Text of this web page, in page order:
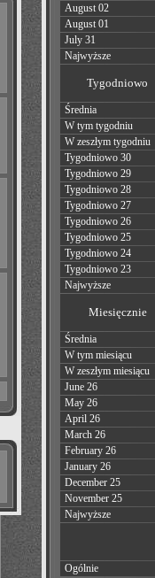
August 02
August 01
July 31
Najwyższe
Tygodniowo
Średnia
W tym tygodniu
W zeszłym tygodniu
Tygodniowo 30
Tygodniowo 29
Tygodniowo 28
Tygodniowo 27
Tygodniowo 26
Tygodniowo 25
Tygodniowo 24
Tygodniowo 23
Najwyższe
Miesięcznie
Średnia
W tym miesiącu
W zeszłym miesiącu
June 26
May 26
April 26
March 26
February 26
January 26
December 25
November 25
Najwyższe
Ogólnie